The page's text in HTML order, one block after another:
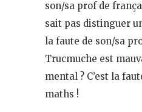
son/sa prof de
sait pas distinguer
la faute de son/sa
Trucmuche est
mental ? C’est la
maths !